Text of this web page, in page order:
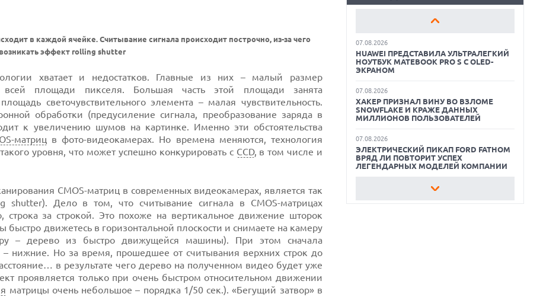
в каждой ячейке. Считывание сигнала происходит построчно, из-за чего
эффект rolling shutter
хватает и недостатков. Главные из них – малый размер
всей площади пикселя. Большая часть этой площади занята
светочувствительного элемента – малая чувствительность.
обработки (предусиление сигнала, преобразование заряда в
к увеличению шумов на картинке. Именно эти обстоятельства
матриц в фото-видеокамерах. Но времена меняются, технология
уровня, что может успешно конкурировать с CCD, в том числе и
CMOS-матриц в современных видеокамерах, является так
shutter). Дело в том, что считывание сигнала в CMOS-матрицах
строка за строкой. Это похоже на вертикальное движение шторок
быстро движетесь в горизонтальной плоскости и снимаете на камеру
– дерево из быстро движущейся машины). При этом сначала
нижние. Но за время, прошедшее от считывания верхних строк до
в результате чего дерево на полученном видео будет уже
проявляется только при очень быстром относительном движении
матрицы очень небольшое – порядка 1/50 сек.). «Бегущий затвор» в
КАК БЕЗОПАСНО КУПИТЬ Б/У
AQUACYCLE PRO
ЛУЧШИЕ ВИДЕОРЕГИСТРАТОРЫ В 2026
КАК БЕЗОПАСНО КУПИТЬ Б/У
СМАРТФОН
ОБЗОР ПЫЛЕСОСА DREAME Z40
AQUACYCLE PRO
GOOGLE ПЕРЕИМЕНОВЫВАЕТ
СМАРТФОНАХ PIXEL 11 PRO
07.08.2026
HUAWEI ПРЕДСТАВИЛА УЛЬТРАЛЕГКИЙ
НОУТБУК MATEBOOK PRO S С OLED-
ЭКРАНОМ
07.08.2026
ХАКЕР ПРИЗНАЛ ВИНУ ВО ВЗЛОМЕ
SNOWFLAKE И КРАЖЕ ДАННЫХ
МИЛЛИОНОВ ПОЛЬЗОВАТЕЛЕЙ
07.08.2026
ЭЛЕКТРИЧЕСКИЙ ПИКАП FORD FATHOM
ВРЯД ЛИ ПОВТОРИТ УСПЕХ
ЛЕГЕНДАРНЫХ МОДЕЛЕЙ КОМПАНИИ